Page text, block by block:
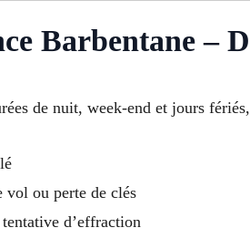
Barbentane –
de nuit, week-end et jours
vol ou perte de clés
d’effraction